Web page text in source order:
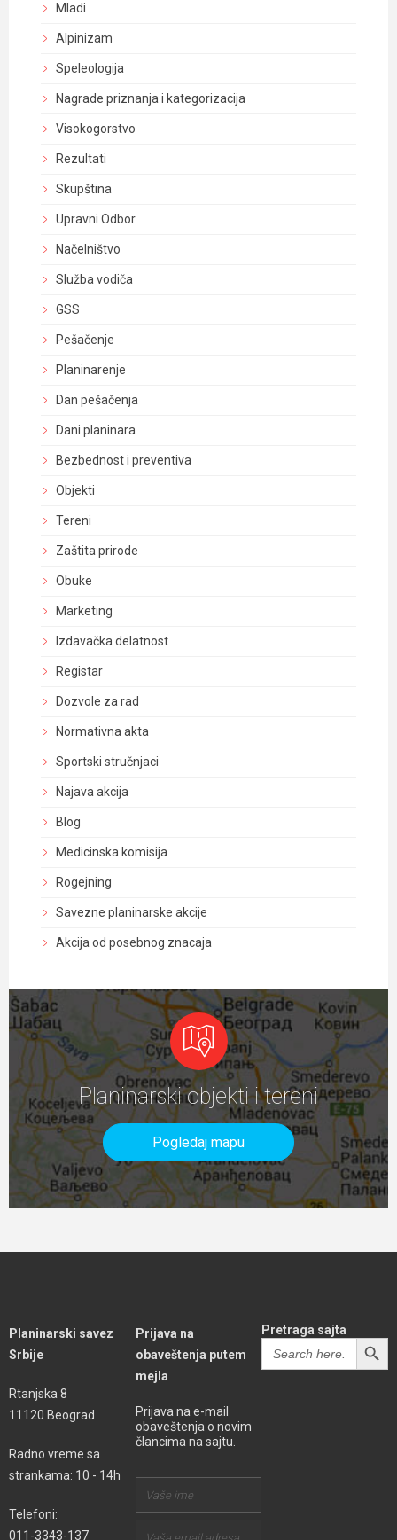
Mladi
Alpinizam
Speleologija
Nagrade priznanja i kategorizacija
Visokogorstvo
Rezultati
Skupština
Upravni Odbor
Načelništvo
Služba vodiča
GSS
Pešačenje
Planinarenje
Dan pešačenja
Dani planinara
Bezbednost i preventiva
Objekti
Tereni
Zaštita prirode
Obuke
Marketing
Izdavačka delatnost
Registar
Dozvole za rad
Normativna akta
Sportski stručnjaci
Najava akcija
Blog
Medicinska komisija
Rogejning
Savezne planinarske akcije
Akcija od posebnog znacaja
Planinarski objekti i tereni
Pogledaj mapu
Planinarski savez
Srbije
Rtanjska 8
11120 Beograd
Radno vreme sa
strankama: 10 - 14h
Telefoni:
011-3343-137
Prijava na
obaveštenja putem
mejla
Prijava na e-mail
obaveštenja o novim
člancima na sajtu.
Pretraga sajta
Search
for:
SEARCH